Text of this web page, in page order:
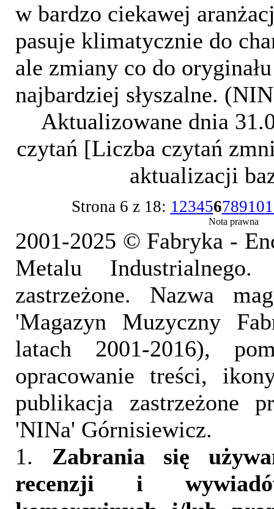
w bardzo ciekawej
pasuje klimatycznie do
ale zmiany co do
najbardziej słyszalne.
Aktualizowane dnia
czytań [Liczba czytań
aktualizacji
Strona 6 z 18: 12345678910
Nota prawna
2001-2025 © Fabryka -
Metalu
zastrzeżone. Nazwa
'Magazyn Muzyczny
latach 2001-2016),
opracowanie treści,
publikacja zastrzeżone
'NINa' Górnisiewicz.
1. Zabrania się
recenzji i